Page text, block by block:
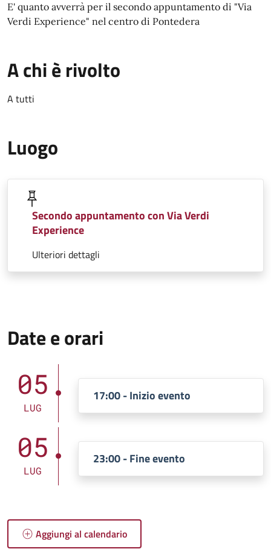
E' quanto avverrà per il secondo appuntamento di "Via
Verdi Experience" nel centro di Pontedera
A chi è rivolto
A tutti
Luogo
Secondo appuntamento con Via Verdi
Experience
Ulteriori dettagli
Date e orari
05
LUG
17:00 - Inizio evento
05
LUG
23:00 - Fine evento
Aggiungi al calendario